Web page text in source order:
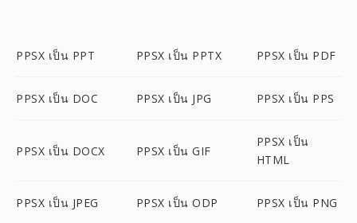
PPSX เป็น PPT PPSX เป็น PPTX PPSX เป็น PDF
PPSX เป็น DOC PPSX เป็น JPG PPSX เป็น PPS
PPSX เป็น DOCX PPSX เป็น GIF
PPSX เป็น
HTML
PPSX เป็น JPEG PPSX เป็น ODP PPSX เป็น PNG